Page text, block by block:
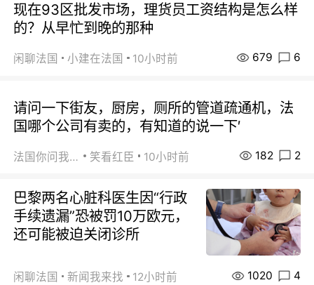
现在93区批发市场，理货员工资结构是怎么样
的？从早忙到晚的那种
闲聊法国 小建在法国 10小时前 679 6
请问一下街友，厨房，厕所的管道疏通机，法
国哪个公司有卖的，有知道的说一下′
法国你问我答 笑看红臣 10小时前 182 2
巴黎两名心脏科医生因“行政
手续遗漏”恐被罚10万欧元，
还可能被迫关闭诊所
闲聊法国 新闻我来找 12小时前 1020 4